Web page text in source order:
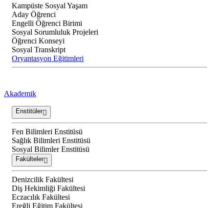
Kampüste Sosyal Yaşam
Aday Öğrenci
Engelli Öğrenci Birimi
Sosyal Sorumluluk Projeleri
Öğrenci Konseyi
Sosyal Transkript
Oryantasyon Eğitimleri
Akademik
Enstitüler
Fen Bilimleri Enstitüsü
Sağlık Bilimleri Enstitüsü
Sosyal Bilimler Enstitüsü
Fakülteler
Denizcilik Fakültesi
Diş Hekimliği Fakültesi
Eczacılık Fakültesi
Ereğli Eğitim Fakültesi